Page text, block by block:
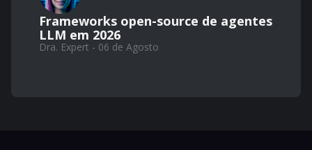
Frameworks open-source de agentes
LLM em 2026
Dra. Expert - 06 de Agosto